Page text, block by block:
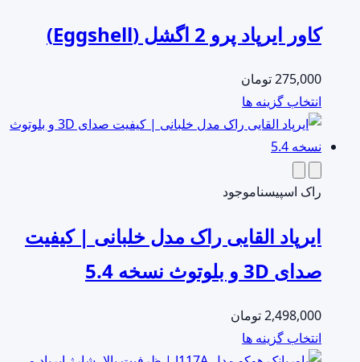
می
گزینه
ممکن
صفحه
انتخاب
شوند
کاور ایرپاد پرو 2 اگشل (Eggshell)
275,000تومان
انتخاب گزینه ها
محصول
مختلفی
باشد.
گزینه
ها
است
در
راک اسپیسناموجود
ایرپاد القایی راک مدل خلبانی | کیفیت
صدای 3D و بلوتوث نسخه 5.4
2,498,000تومان
انتخاب گزینه ها